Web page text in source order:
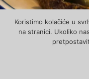
Koristimo kolačiće u
na stranici. Ukoliko